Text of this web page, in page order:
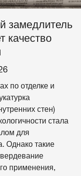
замедлитель
качество
по отделке и
стен)
стала
для
Однако такие
применения,